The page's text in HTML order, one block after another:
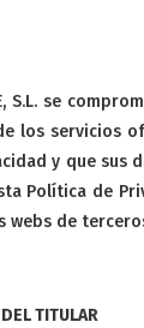
S.L. se
los servicios
y que sus
Política de
webs de
TITULAR